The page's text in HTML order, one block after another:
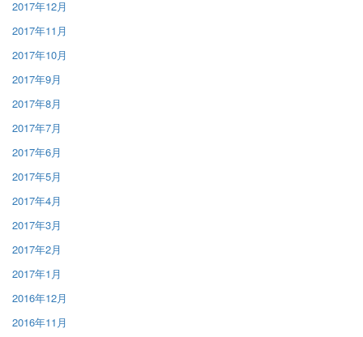
2017年12月
2017年11月
2017年10月
2017年9月
2017年8月
2017年7月
2017年6月
2017年5月
2017年4月
2017年3月
2017年2月
2017年1月
2016年12月
2016年11月